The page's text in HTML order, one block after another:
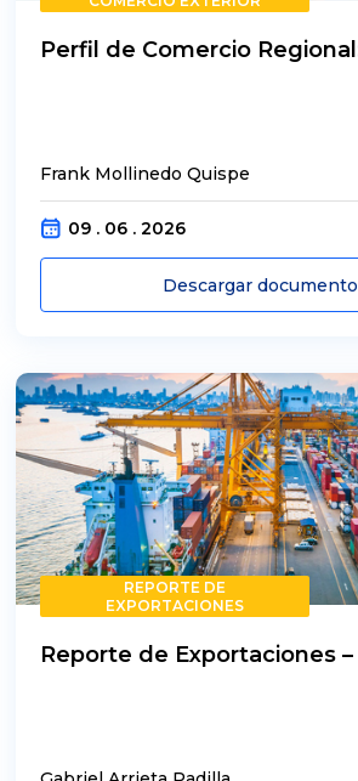
Perfil de Comercio
Frank Mollinedo Quispe
09 . 06 . 2026
Descargar documento
REPORTE DE
EXPORTACIONES
Reporte de Exportaciones –